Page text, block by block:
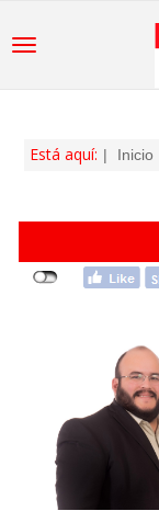
Está aquí: Inicio